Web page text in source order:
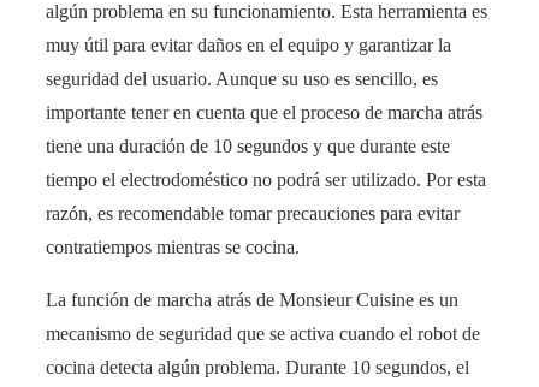
algún problema en su funcionamiento. Esta herramienta es
muy útil para evitar daños en el equipo y garantizar la
seguridad del usuario. Aunque su uso es sencillo, es
importante tener en cuenta que el proceso de marcha atrás
tiene una duración de 10 segundos y que durante este
tiempo el electrodoméstico no podrá ser utilizado. Por esta
razón, es recomendable tomar precauciones para evitar
contratiempos mientras se cocina.
La función de marcha atrás de Monsieur Cuisine es un
mecanismo de seguridad que se activa cuando el robot de
cocina detecta algún problema. Durante 10 segundos, el